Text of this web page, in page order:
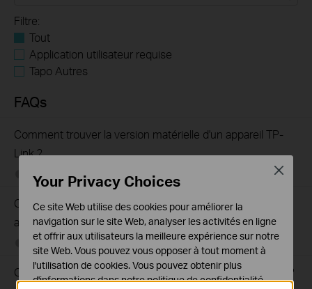
Filtre:
Tout
Application utilisateur requise
Tapo Autres
FAQs
Comment trouver la version matérielle d'un appareil TP-
Link ?
views
Comment trouver le numéro de série (S/N) de votre
appareil TP-Link
08-10-2018 489173views
Comment trouver la référence de votre appareil TP-Link ?
Your Privacy Choices
Ce site Web utilise des cookies pour améliorer la
navigation sur le site Web, analyser les activités en ligne
et offrir aux utilisateurs la meilleure expérience sur notre
site Web. Vous pouvez vous opposer à tout moment à
l'utilisation de cookies. Vous pouvez obtenir plus
d'informations dans notrepolitique de confidentialité.
Close